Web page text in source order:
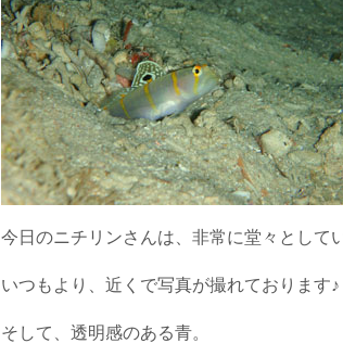
今日のニチリンさんは、非常に堂々として
いつもより、近くで写真が撮れております♪
そして、透明感のある青。